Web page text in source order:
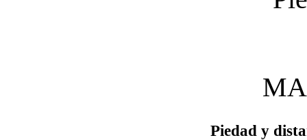
Piedad y